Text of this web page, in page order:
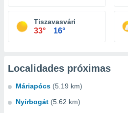
Tiszavasvári
33° 16°
Localidades próximas
Máriapócs (5.19 km)
Nyírbogát (5.62 km)